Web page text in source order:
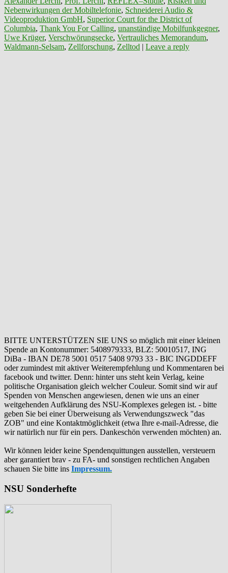
Nebenwirkungen der Mobiltelefonie, Schneiderei Audio &
Videoproduktion GmbH, Superior Court for the District of
Columbia, Thank You For Calling, unanständige Mobilfunkgegner,
Uwe Krüger, Verschwörungsecke, Vertrauliches Memorandum,
Waldmann-Selsam, Zellforschung, Zelltod | Leave a reply
BITTE UNTERSTÜTZEN SIE UNS so möglich mit einer kleinen
Spende an Kontonummer: 5408979333, BLZ: 50010517, ING
DiBa - IBAN DE78 5001 0517 5408 9793 33 - BIC INGDDEFF
oder zumindest mit aktiver Weiterempfehlung und Kommentaren bei
facebook und twitter. Denn: hinter uns steht kein Verlag, keine
politische Organisation gleich welcher Couleur. Somit sind wir auf
Spenden von Menschen angewiesen, denen wie uns an einer
weitgehenden Aufklärung des NSU-Komplexes gelegen ist. - bitte
geben Sie bei einer Überweisung als Verwendungszweck "das
ZOB" und eine Kontaktmöglichkeit (etwa Ihre e-mail-Adresse, die
wir natürlich nur für ein pers. Dankeschön verwenden möchten) an.
Wir können leider keine Spendenquittungen ausstellen, versteuern
aber garantiert brav - zu FA- und sonstigen rechtlichen Angaben
schauen Sie bitte ins Impressum.
NSU Sonderhefte